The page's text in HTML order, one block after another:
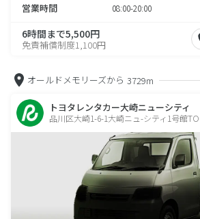
営業時間 08:00-20:00
6時間まで5,500円
免責補償制度1,100円
オールドメモリーズから 3729m
トヨタレンタカー大崎ニューシティ
品川区大崎1-6-1大崎ニュ-シティ1号館